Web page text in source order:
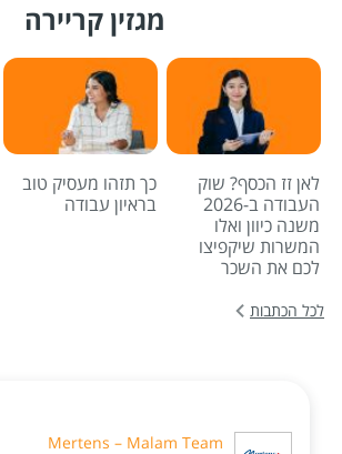
מגזין קריירה
לאן זז הכסף? שוק
העבודה ב-2026
משנה כיוון ואלו
המשרות שיקפיצו
לכם את השכר
כך תזהו מעסיק טוב
בראיון עבודה
לכל הכתבות
Mertens – Malam Team